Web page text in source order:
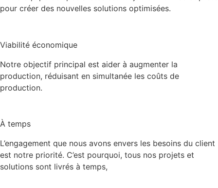
pour créer des nouvelles solutions optimisées.
Viabilité économique
Notre objectif principal est aider à augmenter la
production, réduisant en simultanée les coûts de
production.
À temps
L’engagement que nous avons envers les besoins du client
est notre priorité. C’est pourquoi, tous nos projets et
solutions sont livrés à temps,